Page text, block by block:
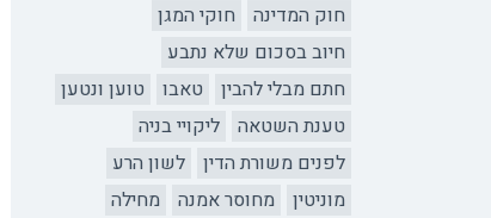
חוק המדינה
חוקי המגן
חיוב בסכום שלא נתבע
חתם מבלי להבין
טאבו
טוען ונטען
טענת השטאה
ליקויי בניה
לפנים משורת הדין
לשון הרע
מוניטין
מחוסר אמנה
מחילה